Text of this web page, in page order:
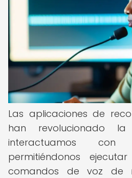
Las aplicaciones de
han revolucionado
interactuamos
permitiéndonos
comandos de voz de